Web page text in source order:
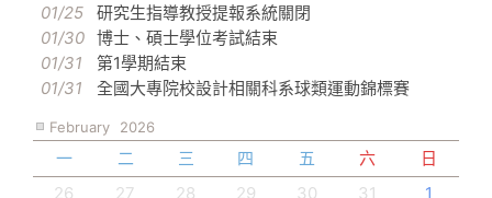
01/25
研究生指導教授提報系統關閉
01/30 博士、碩士學位考試結束
01/31
第1學期結束
01/31
全國大專院校設計相關科系球類運動錦標賽
February 2026
一 二 三 四 五 六
日
26
27 28 29 30 31
1